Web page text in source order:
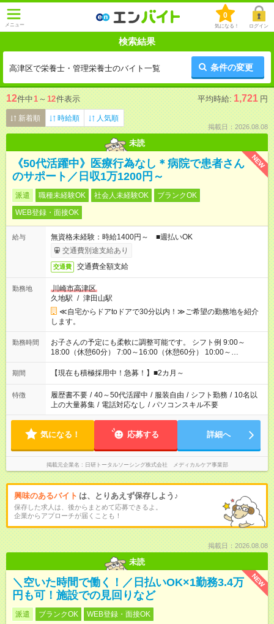
メニュー
0
気になる！ ログイン
検索結果
高津区で栄養士・管理栄養士のバイト一覧 条件の変更
12件中1 ～ 12件表示 平均時給: 1,721 円
新着順 時給順 人気順
掲載日：2026.08.08
未読
NEW
《50代活躍中》医療行為なし＊病院で患者さん
のサポート／日収1万1200円～
派遣 職種未経験OK 社会人未経験OK
ブランクOK
WEB登録・面接OK
給与
無資格未経験：時給1400円～ ■週払いOK
交通費別途支給あり
交通費 交通費全額支給
勤務地
川崎市高津区
久地駅 / 津田山駅
≪自宅からドアtoドアで30分以内！≫ご希望の勤務地を紹介
します。
勤務時間
お子さんの予定にも柔軟に調整可能です。 シフト例 9:00～
18:00（休憩60分） 7:00～16:00（休憩60分） 10:00～
19:00（休憩60分） ※Wワーク希望の方へ 今ご覧のお仕事で希
望する勤務時間と、もう1つのお仕事の勤務時間の合計が 週40
期間 【現在も積極採用中！急募！】■2カ月～
特徴 履歴書不要 / 40～50代活躍中 / 服装自由 / シフト勤務 / 10名以
上の大量募集 / 電話対応なし / パソコンスキル不要
気になる！ 応募する 詳細へ
掲載元企業名 日研トータルソーシング株式会社 メディカルケア事業部
興味のあるバイト は、とりあえず保存しよう♪
保存した求人は、後からまとめて応募できるよ。
企業からアプローチが届くことも！
掲載日：2026.08.08
未読
NEW
＼空いた時間で働く！／日払いOK×1勤務3.4万
円も可！施設での見回りなど
派遣 ブランクOK WEB登録・面接OK